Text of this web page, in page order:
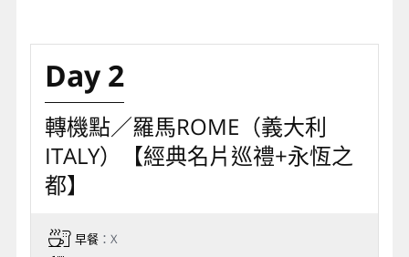
Day 2
轉機點／羅馬ROME（義大利
ITALY）【經典名片巡禮+永恆之
都】
早餐：X